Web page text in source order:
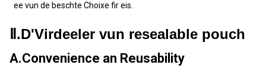
ee vun de beschte Choixe fir eis.
Ⅱ.D'Virdeeler vun resealable pouch
A.Convenience an Reusability